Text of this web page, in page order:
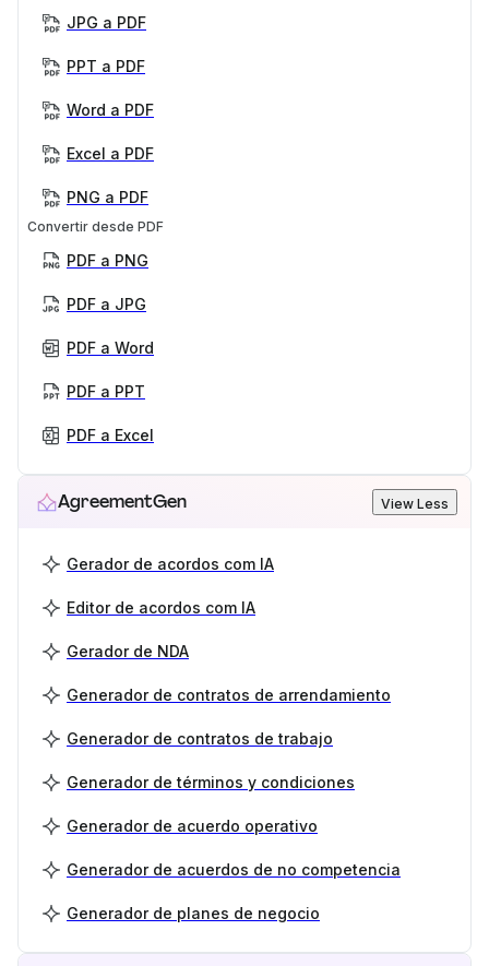
JPG a PDF
PPT a PDF
Word a PDF
Excel a PDF
PNG a PDF
Convertir desde PDF
PDF a PNG
PDF a JPG
PDF a Word
PDF a PPT
PDF a Excel
AgreementGen View Less
Gerador de acordos com IA
Editor de acordos com IA
Gerador de NDA
Generador de contratos de arrendamiento
Generador de contratos de trabajo
Generador de términos y condiciones
Generador de acuerdo operativo
Generador de acuerdos de no competencia
Generador de planes de negocio